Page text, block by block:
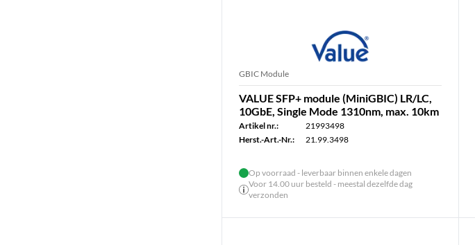
GBIC Module
VALUE SFP+ module (MiniGBIC) LR/LC,
10GbE, Single Mode 1310nm, max. 10km
Artikel nr.:
21993498
Herst.-Art.-Nr.:
21.99.3498
Op voorraad - leverbaar binnen enkele dagen
Voor 14.00 uur besteld - meestal dezelfde dag
verzonden